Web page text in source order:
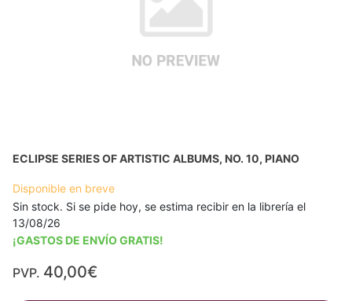
ECLIPSE SERIES OF ARTISTIC ALBUMS, NO. 10, PIANO
Disponible en breve
Sin stock. Si se pide hoy, se estima recibir en la librería el
13/08/26
¡GASTOS DE ENVÍO GRATIS!
PVP. 40,00€